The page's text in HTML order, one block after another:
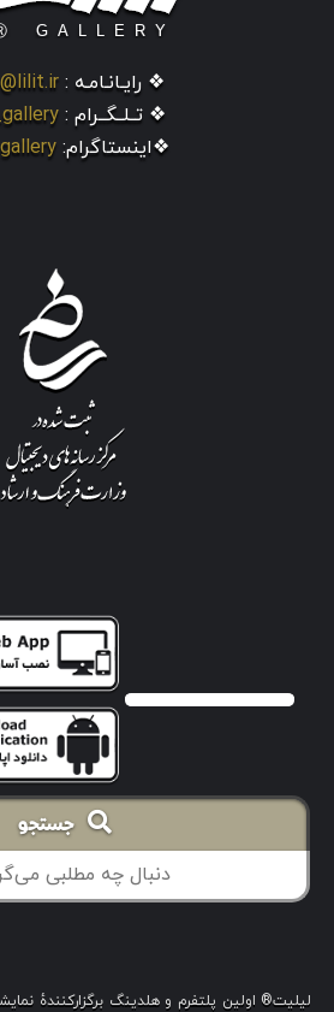
❖ رایـانـامـه :
❖ تــلــگــرام :
❖اینستاگرام:
جستجو
لیلیت® اولین پلتفرم و هلدینگ برگزارکنندهٔ